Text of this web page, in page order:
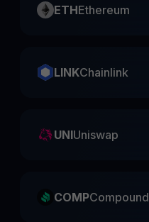
ETHEthereum
LINKChainlink
UNIUniswap
COMPCompound